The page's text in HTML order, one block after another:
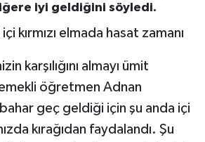
iyi geldiğini söyledi.
karşılığını almayı ümit
öğretmen Adnan
bahar geç geldiği için şu anda içi
kırağıdan faydalandı. Şu